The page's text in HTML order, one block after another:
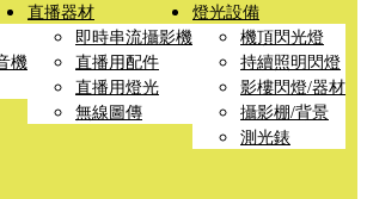
機
直播器材
即時串流攝影機
直播用配件
直播用燈光
無線圖傳
燈光設備
機頂閃光燈
持續照明閃燈
影樓閃燈/器材
攝影棚/背景
測光錶